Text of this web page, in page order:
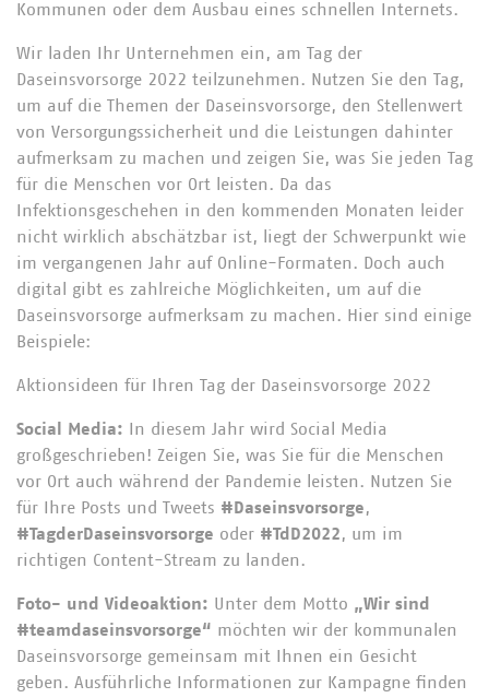
Kommunen oder dem Ausbau eines schnellen Internets.
Wir laden Ihr Unternehmen ein, am Tag der
Daseinsvorsorge 2022 teilzunehmen. Nutzen Sie den Tag,
um auf die Themen der Daseinsvorsorge, den Stellenwert
von Versorgungssicherheit und die Leistungen dahinter
aufmerksam zu machen und zeigen Sie, was Sie jeden Tag
für die Menschen vor Ort leisten. Da das
Infektionsgeschehen in den kommenden Monaten leider
nicht wirklich abschätzbar ist, liegt der Schwerpunkt wie
im vergangenen Jahr auf Online-Formaten. Doch auch
digital gibt es zahlreiche Möglichkeiten, um auf die
Daseinsvorsorge aufmerksam zu machen. Hier sind einige
Beispiele:
Aktionsideen für Ihren Tag der Daseinsvorsorge 2022
Social Media: In diesem Jahr wird Social Media
großgeschrieben! Zeigen Sie, was Sie für die Menschen
vor Ort auch während der Pandemie leisten. Nutzen Sie
für Ihre Posts und Tweets #Daseinsvorsorge,
#TagderDaseinsvorsorge oder #TdD2022, um im
richtigen Content-Stream zu landen.
Foto- und Videoaktion: Unter dem Motto „Wir sind
#teamdaseinsvorsorge“ möchten wir der kommunalen
Daseinsvorsorge gemeinsam mit Ihnen ein Gesicht
geben. Ausführliche Informationen zur Kampagne finden